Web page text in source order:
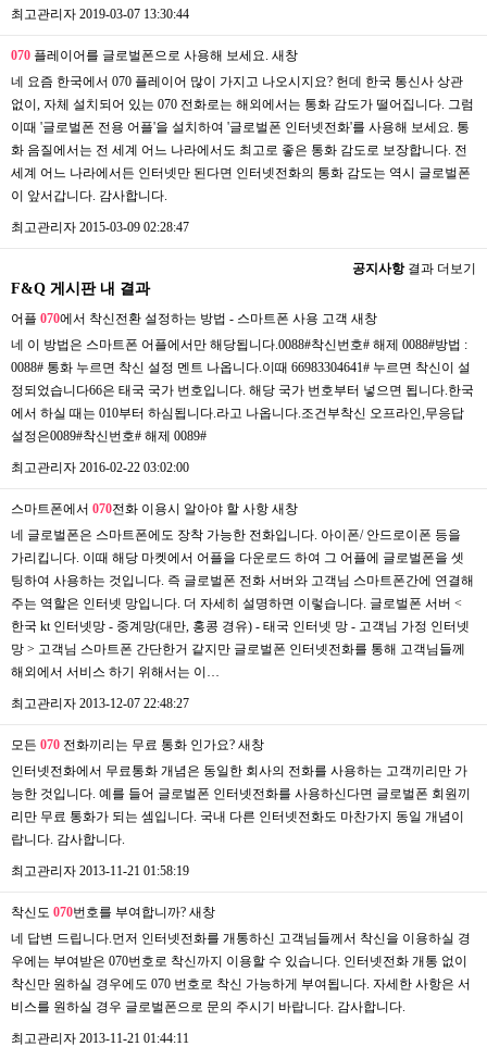
최고관리자 2019-03-07 13:30:44
070 플레이어를 글로벌폰으로 사용해 보세요. 새창
네 요즘 한국에서 070 플레이어 많이 가지고 나오시지요? 헌데 한국 통신사 상관
없이, 자체 설치되어 있는 070 전화로는 해외에서는 통화 감도가 떨어집니다. 그럼
이때 '글로벌폰 전용 어플'을 설치하여 '글로벌폰 인터넷전화'를 사용해 보세요. 통
화 음질에서는 전 세계 어느 나라에서도 최고로 좋은 통화 감도로 보장합니다. 전
세계 어느 나라에서든 인터넷만 된다면 인터넷전화의 통화 감도는 역시 글로벌폰
이 앞서갑니다. 감사합니다.
최고관리자 2015-03-09 02:28:47
공지사항결과 더보기
F&Q 게시판 내 결과
어플 070에서 착신전환 설정하는 방법 - 스마트폰 사용 고객 새창
네 이 방법은 스마트폰 어플에서만 해당됩니다.0088#착신번호# 해제 0088#방법 :
0088# 통화 누르면 착신 설정 멘트 나옵니다.이때 66983304641# 누르면 착신이 설
정되었습니다66은 태국 국가 번호입니다. 해당 국가 번호부터 넣으면 됩니다.한국
에서 하실 때는 010부터 하심됩니다.라고 나옵니다.조건부착신 오프라인,무응답
설정은0089#착신번호# 해제 0089#
최고관리자 2016-02-22 03:02:00
스마트폰에서 070전화 이용시 알아야 할 사항 새창
네 글로벌폰은 스마트폰에도 장착 가능한 전화입니다. 아이폰/ 안드로이폰 등을
가리킵니다. 이때 해당 마켓에서 어플을 다운로드 하여 그 어플에 글로벌폰을 셋
팅하여 사용하는 것입니다. 즉 글로벌폰 전화 서버와 고객님 스마트폰간에 연결해
주는 역할은 인터넷 망입니다. 더 자세히 설명하면 이렇습니다. 글로벌폰 서버 <
한국 kt 인터넷망 - 중계망(대만, 홍콩 경유) - 태국 인터넷 망 - 고객님 가정 인터넷
망 > 고객님 스마트폰 간단한거 같지만 글로벌폰 인터넷전화를 통해 고객님들께
해외에서 서비스 하기 위해서는 이…
최고관리자 2013-12-07 22:48:27
모든 070 전화끼리는 무료 통화 인가요? 새창
인터넷전화에서 무료통화 개념은 동일한 회사의 전화를 사용하는 고객끼리만 가
능한 것입니다. 예를 들어 글로벌폰 인터넷전화를 사용하신다면 글로벌폰 회원끼
리만 무료 통화가 되는 셈입니다. 국내 다른 인터넷전화도 마찬가지 동일 개념이
랍니다. 감사합니다.
최고관리자 2013-11-21 01:58:19
착신도 070번호를 부여합니까? 새창
네 답변 드립니다.먼저 인터넷전화를 개통하신 고객님들께서 착신을 이용하실 경
우에는 부여받은 070번호로 착신까지 이용할 수 있습니다. 인터넷전화 개통 없이
착신만 원하실 경우에도 070 번호로 착신 가능하게 부여됩니다. 자세한 사항은 서
비스를 원하실 경우 글로벌폰으로 문의 주시기 바랍니다. 감사합니다.
최고관리자 2013-11-21 01:44:11